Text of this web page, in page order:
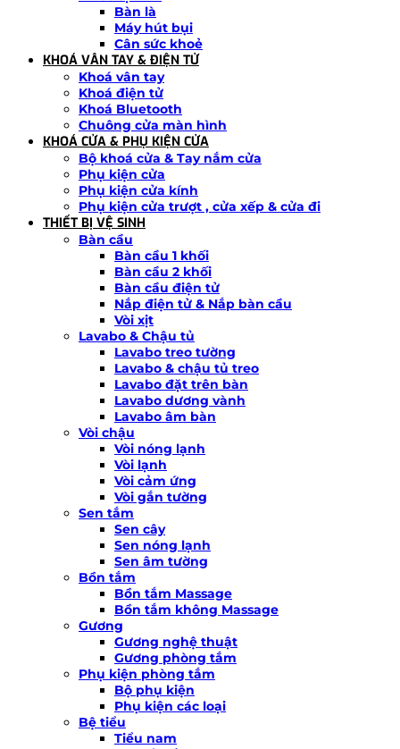
Bàn là
Máy hút bụi
Cân sức khoẻ
KHOÁ VÂN TAY & ĐIỆN TỬ
Khoá vân tay
Khoá điện tử
Khoá Bluetooth
Chuông cửa màn hình
KHOÁ CỬA & PHỤ KIỆN CỬA
Bộ khoá cửa & Tay nắm cửa
Phụ kiện cửa
Phụ kiện cửa kính
Phụ kiện cửa trượt , cửa xếp & cửa đi
THIẾT BỊ VỆ SINH
Bàn cầu
Bàn cầu 1 khối
Bàn cầu 2 khối
Bàn cầu điện tử
Nắp điện tử & Nắp bàn cầu
Vòi xịt
Lavabo & Chậu tủ
Lavabo treo tường
Lavabo & chậu tủ treo
Lavabo đặt trên bàn
Lavabo dương vành
Lavabo âm bàn
Vòi chậu
Vòi nóng lạnh
Vòi lạnh
Vòi cảm ứng
Vòi gắn tường
Sen tắm
Sen cây
Sen nóng lạnh
Sen âm tường
Bồn tắm
Bồn tắm Massage
Bồn tắm không Massage
Gương
Gương nghệ thuật
Gương phòng tắm
Phụ kiện phòng tắm
Bộ phụ kiện
Phụ kiện các loại
Bệ tiểu
Tiểu nam